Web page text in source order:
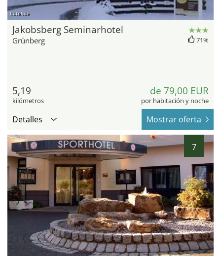
hotel.de
Jakobsberg Seminarhotel
Grünberg 71%
5,19
kilómetros
de 79,00 EUR
por habitación y noche
Detalles Mostrar oferta
7